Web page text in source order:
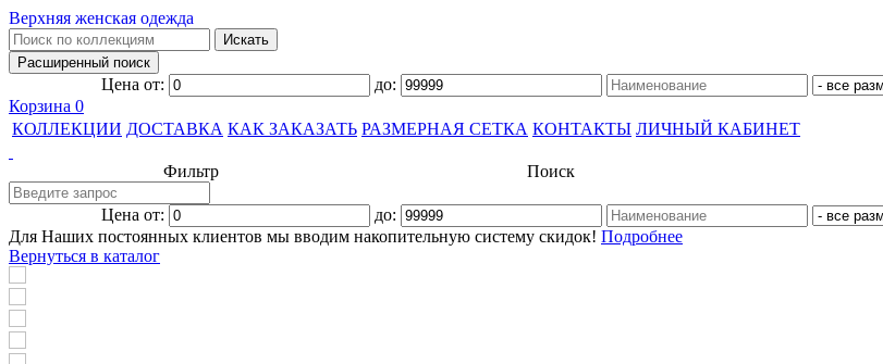
Верхняя женская одежда
Цена от: до:
Корзина 0
КОЛЛЕКЦИИ ДОСТАВКА КАК ЗАКАЗАТЬ РАЗМЕРНАЯ СЕТКА КОНТАКТЫ ЛИЧНЫЙ КАБИНЕТ
Поиск
Фильтр
Цена от: до:
Для Наших постоянных клиентов мы вводим накопительную систему скидок! Подробнее
Вернуться в каталог